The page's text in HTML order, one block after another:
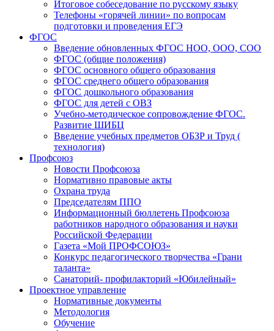
Итоговое собеседование по русскому языку
Телефоны «горячей линии» по вопросам
подготовки и проведения ЕГЭ
ФГОС
Введение обновленных ФГОС НОО, ООО, СОО
ФГОС (общие положения)
ФГОС основного общего образования
ФГОС среднего общего образования
ФГОС дошкольного образования
ФГОС для детей с ОВЗ
Учебно-методическое сопровождение ФГОС.
Развитие ШИБЦ
Введение учебных предметов ОБЗР и Труд (
технология)
Профсоюз
Новости Профсоюза
Нормативно правовые акты
Охрана труда
Председателям ППО
Информационный бюллетень Профсоюза
работников народного образования и науки
Российской Федерации
Газета «Мой ПРОФСОЮЗ»
Конкурс педагогического творчества «Грани
таланта»
Санаторий- профилакторий «Юбилейный»
Проектное управление
Нормативные документы
Методология
Обучение